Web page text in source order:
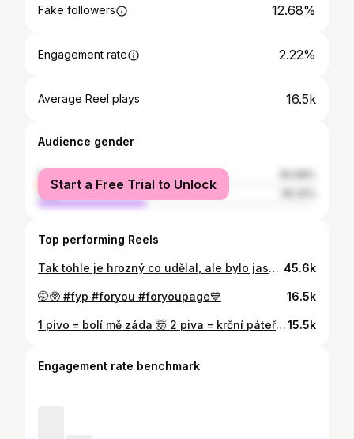
Fake followers 12.68%
Engagement rate 2.22%
Average Reel plays 16.5k
Audience gender
female
male
Start a Free Trial to Unlock
Top performing Reels
Tak tohle je hrozný co udělal, ale bylo jasný, že tenhle zápas nebude férovej ale toto je moc 🙄🙄🙄 @clashmmacom 45.6k
🤭😲 #fyp #foryou #foryoupage💙 16.5k
1 pivo = bolí mě záda 🤯 2 piva = krční páteř v rovnováze 😎 Kdo zná ten pocit? ⬇️ napište do komentářů! #beerlogic #funny #POV #páteř #AI15.5k
Engagement rate benchmark